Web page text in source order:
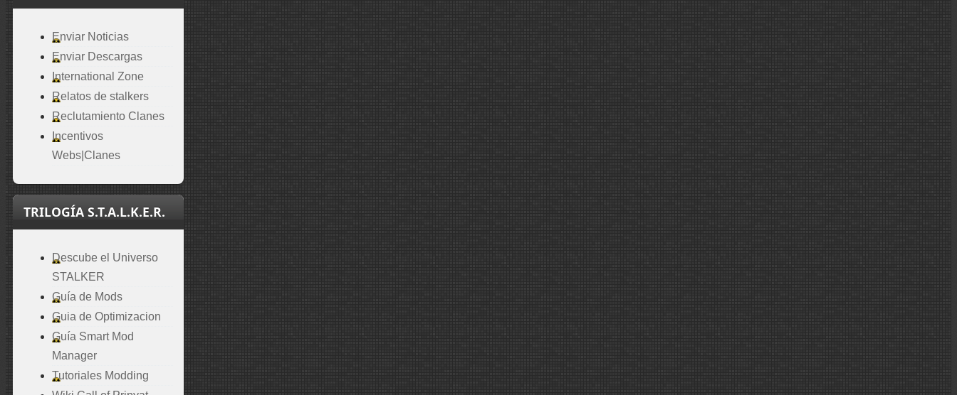
Enviar Noticias
Enviar Descargas
International Zone
Relatos de stalkers
Reclutamiento Clanes
Incentivos
Webs|Clanes
TRILOGÍA S.T.A.L.K.E.R.
Descube el Universo
STALKER
Guía de Mods
Guia de Optimizacion
Guía Smart Mod
Manager
Tutoriales Modding